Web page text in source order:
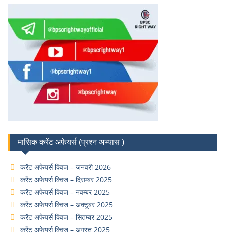
मासिक करेंट अफेयर्स (प्रश्न अभ्यास )
करेंट अफेयर्स क्विज – जनवरी 2026
करेंट अफेयर्स क्विज – दिसम्बर 2025
करेंट अफेयर्स क्विज – नवम्बर 2025
करेंट अफेयर्स क्विज – अक्टूबर 2025
करेंट अफेयर्स क्विज – सितम्बर 2025
करेंट अफेयर्स क्विज – अगस्त 2025